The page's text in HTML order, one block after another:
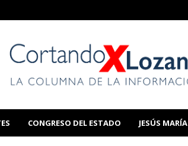
CONGRESO DEL ESTADO JESÚS MARÍA